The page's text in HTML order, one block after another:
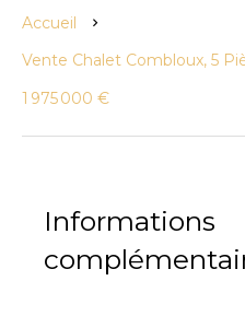
Accueil
Vente Chalet Combloux, 5
1 975 000 €
Informations